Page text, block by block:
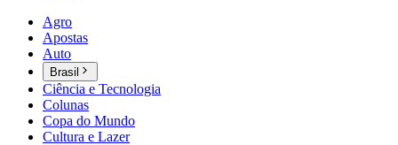
Agro
Apostas
Auto
Brasil
Ciência e Tecnologia
Colunas
Copa do Mundo
Cultura e Lazer